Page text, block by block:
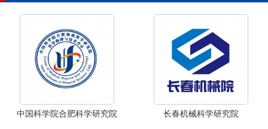
中国科学院合肥科学研究院 长春机械科学研究院